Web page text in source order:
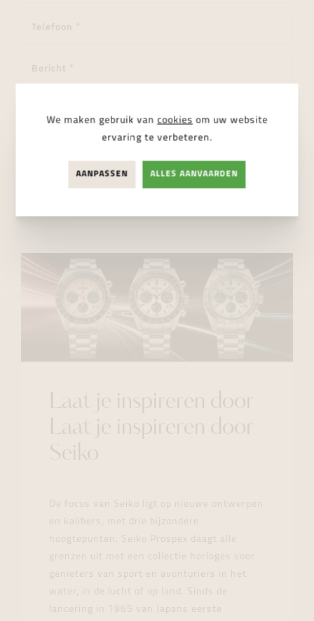
Ik ga akkoord met deprivacy regelgeving
Laat je inspireren door
Laat je inspireren door
Seiko
De focus van Seiko ligt op nieuwe ontwerpen
en kalibers, met drie bijzondere
hoogtepunten. Seiko Prospex daagt alle
grenzen uit met een collectie horloges voor
genieters van sport en avonturiers in het
water, in de lucht of op land. Sinds de
lancering in 1965 van Japans eerste
We maken gebruik van cookies om uw website
ervaring te verbeteren.
AANPASSEN ALLES AANVAARDEN